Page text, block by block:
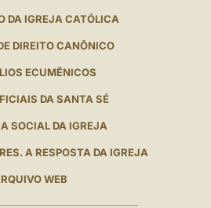
DA IGREJA CATÓLICA
DIREITO CANÔNICO
ECUMÊNICOS
DA SANTA SÉ
SOCIAL DA IGREJA
A RESPOSTA DA IGREJA
WEB